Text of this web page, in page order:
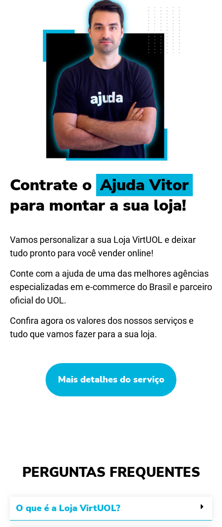
Contrate o Ajuda Vitor
para montar a sua loja!
Vamos personalizar a sua Loja VirtUOL e deixar
tudo pronto para você vender online!
Conte com a ajuda de uma das melhores agências
especializadas em e-commerce do Brasil e parceiro
oficial do UOL.
Confira agora os valores dos nossos serviços e
tudo que vamos fazer para a sua loja.
Mais detalhes do serviço
PERGUNTAS FREQUENTES
O que é a Loja VirtUOL?